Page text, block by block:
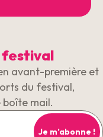
festival
avant-première et
du festival,
mail.